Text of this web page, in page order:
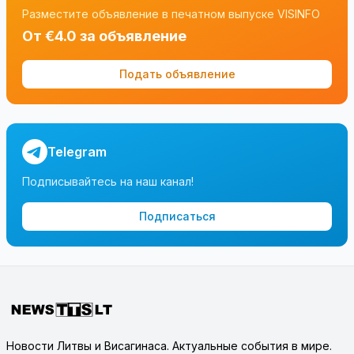
Разместите объявление в печатном выпуске VISINFO
От €4.0 за объявление
Подать объявление
Telegram
Подписывайтесь на наш канал!
Подписаться
Новости Литвы и Висагинаса. Актуальные события в мире.